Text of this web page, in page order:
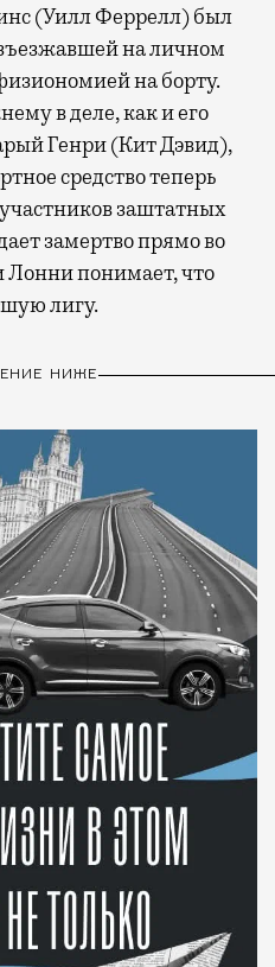
на личном
на борту.
в деле, как и его
Генри (Кит Дэвид),
средство теперь
заштатных
замертво прямо во
Лонни понимает, что
лигу.
НИЖЕ